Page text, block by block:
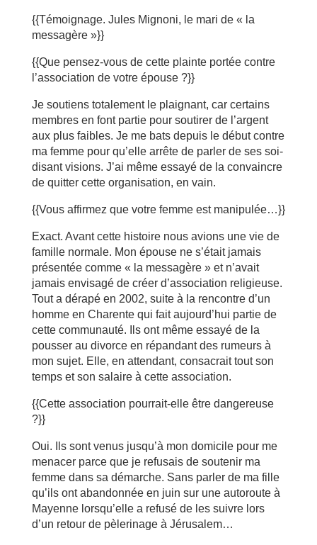
{{Témoignage. Jules Mignoni, le mari de « la
messagère »}}
{{Que pensez-vous de cette plainte portée contre
l’association de votre épouse ?}}
Je soutiens totalement le plaignant, car certains
membres en font partie pour soutirer de l’argent
aux plus faibles. Je me bats depuis le début contre
ma femme pour qu’elle arrête de parler de ses soi-
disant visions. J’ai même essayé de la convaincre
de quitter cette organisation, en vain.
{{Vous affirmez que votre femme est manipulée…}}
Exact. Avant cette histoire nous avions une vie de
famille normale. Mon épouse ne s’était jamais
présentée comme « la messagère » et n’avait
jamais envisagé de créer d’association religieuse.
Tout a dérapé en 2002, suite à la rencontre d’un
homme en Charente qui fait aujourd’hui partie de
cette communauté. Ils ont même essayé de la
pousser au divorce en répandant des rumeurs à
mon sujet. Elle, en attendant, consacrait tout son
temps et son salaire à cette association.
{{Cette association pourrait-elle être dangereuse
?}}
Oui. Ils sont venus jusqu’à mon domicile pour me
menacer parce que je refusais de soutenir ma
femme dans sa démarche. Sans parler de ma fille
qu’ils ont abandonnée en juin sur une autoroute à
Mayenne lorsqu’elle a refusé de les suivre lors
d’un retour de pèlerinage à Jérusalem…